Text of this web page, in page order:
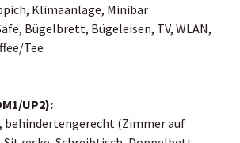
Klimaanlage, Minibar
Bügelbrett, Bügeleisen, TV, WLAN,
Tee
UP2):
behindertengerecht (Zimmer auf